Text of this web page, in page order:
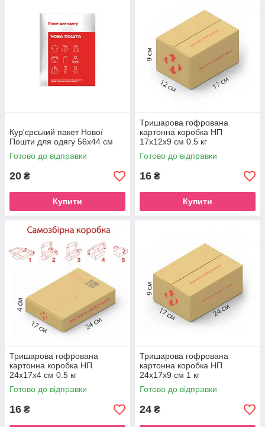
Кур'єрський пакет Нової
Пошти для одягу 56х44 см
Готово до відправки
20 ₴
Купити
Тришарова гофрована
картонна коробка НП
17х12х9 см 0.5 кг
Готово до відправки
16 ₴
Купити
Тришарова гофрована
картонна коробка НП
24х17х4 см 0.5 кг
Готово до відправки
16 ₴
Тришарова гофрована
картонна коробка НП
24х17х9 см 1 кг
Готово до відправки
24 ₴